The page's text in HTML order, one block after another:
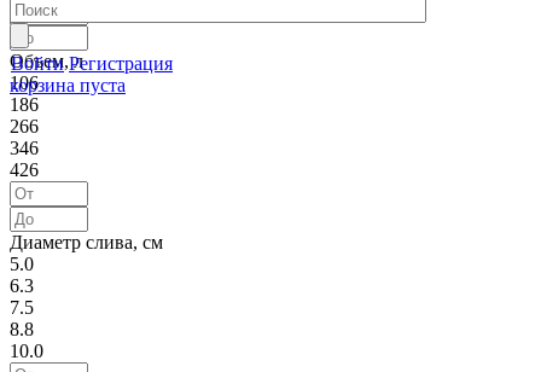
Войти Регистрация
корзина пуста
Объем, л
106
186
266
346
426
Диаметр слива, см
5.0
6.3
7.5
8.8
10.0